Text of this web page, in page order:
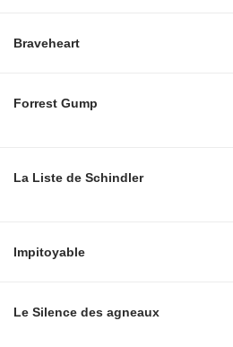
Braveheart
Forrest Gump
La Liste de Schindler
Impitoyable
Le Silence des agneaux